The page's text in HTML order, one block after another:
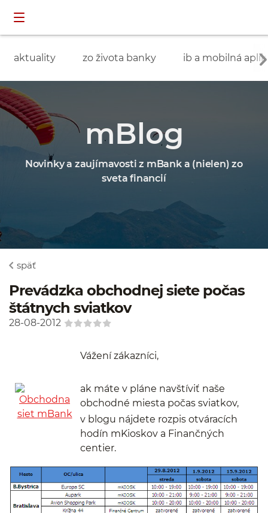
aktuality zo života banky ib a mobilná
mBlog
Novinky a zaujímavosti z mBank a (nielen) zo
sveta financií
späť
Prevádzka obchodnej siete počas
štátnych sviatkov
28-08-2012
Vážení zákazníci,
ak máte v pláne navštíviť naše
obchodné miesta počas sviatkov,
v blogu nájdete rozpis otváracích
hodín mKioskov a Finančných
centier.